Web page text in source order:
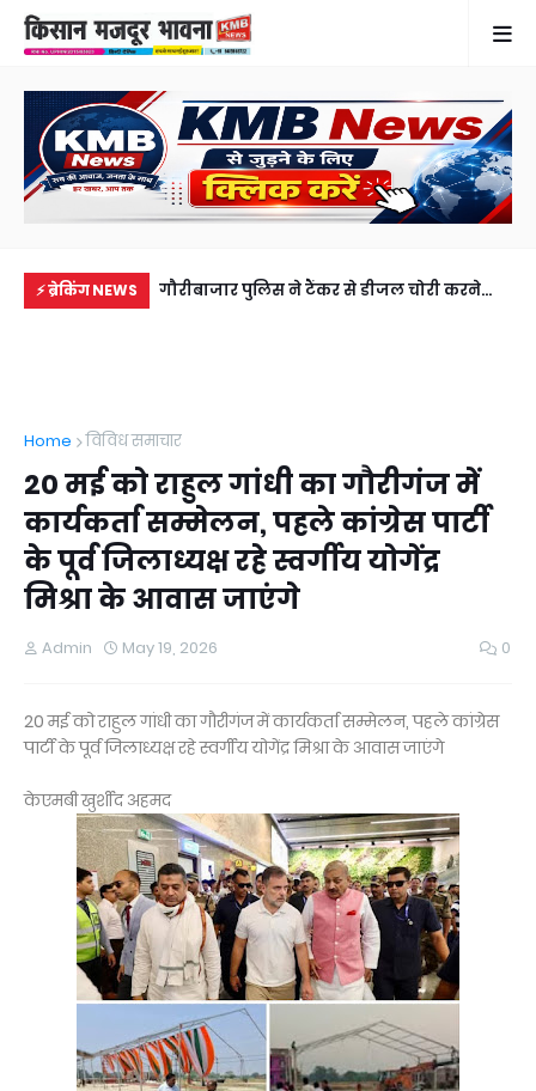
⚡ ब्रेकिंग NEWS
पिता का बैकुंठ धाम
गौरीबाजार पुलिस ने टैंकर से डीजल चोरी करने
Home विविध समाचार
20 मई को राहुल गांधी का गौरीगंज में
कार्यकर्ता सम्मेलन, पहले कांग्रेस पार्टी
के पूर्व जिलाध्यक्ष रहे स्वर्गीय योगेंद्र
मिश्रा के आवास जाएंगे
Admin May 19, 2026 0
20 मई को राहुल गांधी का गौरीगंज में कार्यकर्ता सम्मेलन, पहले कांग्रेस
पार्टी के पूर्व जिलाध्यक्ष रहे स्वर्गीय योगेंद्र मिश्रा के आवास जाएंगे
केएमबी खुर्शीद अहमद